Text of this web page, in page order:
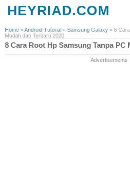
HEYRIAD.COM
Home »Android Tutorial » Samsung Galaxy » 8
Mudah dan Terbaru 2020
8 Cara Root Hp Samsung Tanpa PC
Advertisements